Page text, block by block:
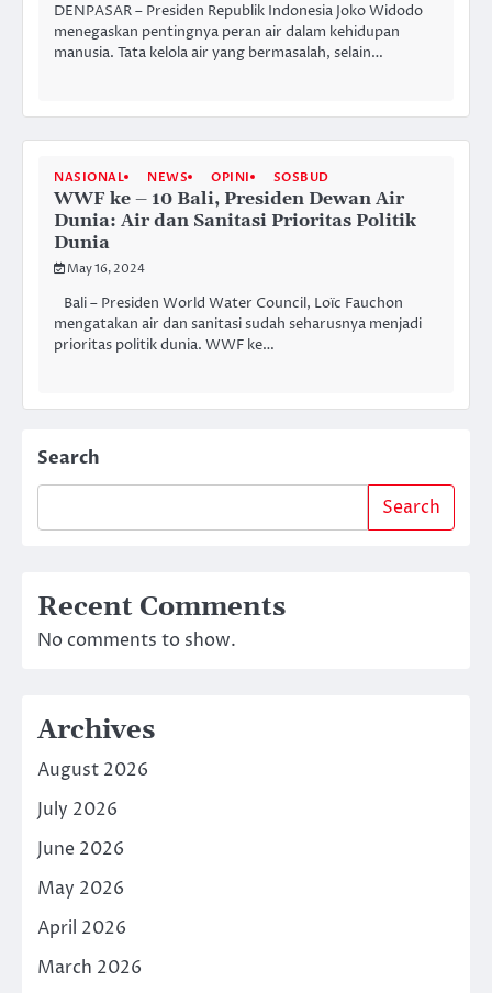
DENPASAR – Presiden Republik Indonesia Joko Widodo
menegaskan pentingnya peran air dalam kehidupan
manusia. Tata kelola air yang bermasalah, selain…
NASIONAL NEWS OPINI SOSBUD
WWF ke – 10 Bali, Presiden Dewan Air
Dunia: Air dan Sanitasi Prioritas Politik
Dunia
May 16, 2024
Bali – Presiden World Water Council, Loïc Fauchon
mengatakan air dan sanitasi sudah seharusnya menjadi
prioritas politik dunia. WWF ke…
Search
Search
Recent Comments
No comments to show.
Archives
August 2026
July 2026
June 2026
May 2026
April 2026
March 2026